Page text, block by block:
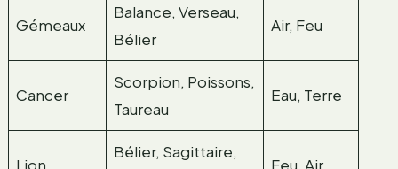
Gémeaux
Balance, Verseau,
Bélier
Air, Feu
Cancer
Scorpion, Poissons,
Taureau
Eau, Terre
Lion
Bélier, Sagittaire,
Feu, Air